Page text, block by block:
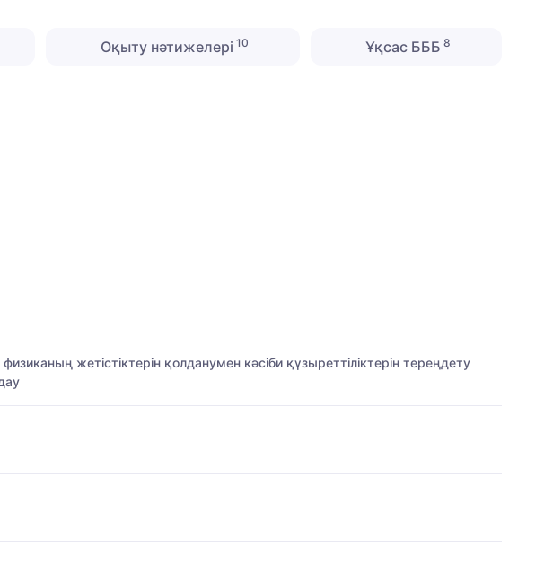
Оқыту нәтижелері 10 Ұқсас БББ 8
жетістіктерін қолданумен кәсіби құзыреттіліктерін тереңдету